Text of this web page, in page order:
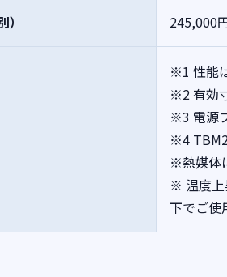
245,000
※1 性能
※2 有効
※3 電源
※4
※熱媒体
※ 温度上
下でご使